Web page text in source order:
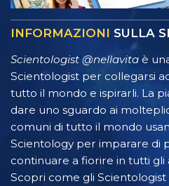
INFORMAZIONI SULLA
Scientologist @nellavita è
Scientologist per collegarsi
tutto il mondo e ispirarli. La
dare uno sguardo ai
comuni di tutto il mondo
Scientology per imparare di
continuare a fiorire in tutti gli
Scopri come gli